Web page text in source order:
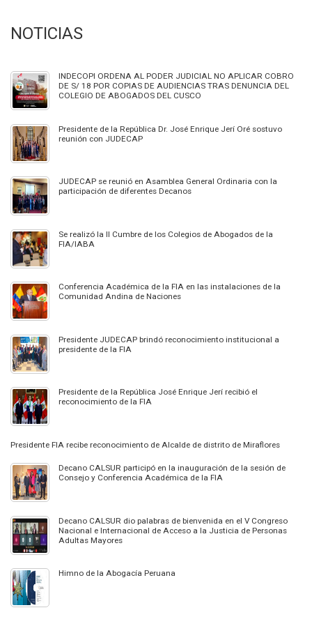
NOTICIAS
INDECOPI ORDENA AL PODER JUDICIAL NO APLICAR COBRO
DE S/ 18 POR COPIAS DE AUDIENCIAS TRAS DENUNCIA DEL
COLEGIO DE ABOGADOS DEL CUSCO
Presidente de la República Dr. José Enrique Jerí Oré sostuvo
reunión con JUDECAP
JUDECAP se reunió en Asamblea General Ordinaria con la
participación de diferentes Decanos
Se realizó la II Cumbre de los Colegios de Abogados de la
FIA/IABA
Conferencia Académica de la FIA en las instalaciones de la
Comunidad Andina de Naciones
Presidente JUDECAP brindó reconocimiento institucional a
presidente de la FIA
Presidente de la República José Enrique Jerí recibió el
reconocimiento de la FIA
Presidente FIA recibe reconocimiento de Alcalde de distrito de Miraflores
Decano CALSUR participó en la inauguración de la sesión de
Consejo y Conferencia Académica de la FIA
Decano CALSUR dio palabras de bienvenida en el V Congreso
Nacional e Internacional de Acceso a la Justicia de Personas
Adultas Mayores
Himno de la Abogacía Peruana